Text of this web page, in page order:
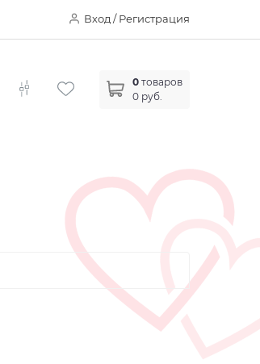
Вход / Регистрация
0 товаров
0 руб.